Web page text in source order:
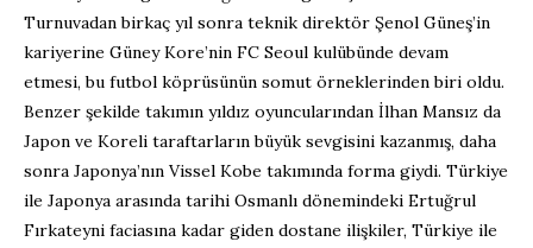
Turnuvadan birkaç yıl sonra teknik direktör Şenol Güneş’in
kariyerine Güney Kore’nin FC Seoul kulübünde devam
etmesi, bu futbol köprüsünün somut örneklerinden biri oldu.
Benzer şekilde takımın yıldız oyuncularından İlhan Mansız da
Japon ve Koreli taraftarların büyük sevgisini kazanmış, daha
sonra Japonya’nın Vissel Kobe takımında forma giydi. Türkiye
ile Japonya arasında tarihi Osmanlı dönemindeki Ertuğrul
Fırkateyni faciasına kadar giden dostane ilişkiler, Türkiye ile